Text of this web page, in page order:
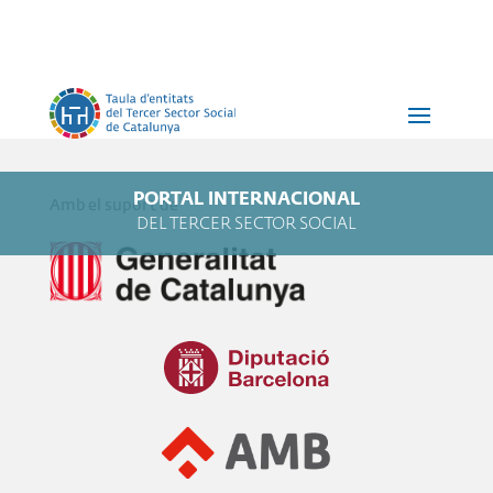
PORTAL INTERNACIONAL
DEL TERCER SECTOR SOCIAL
Amb el suport de